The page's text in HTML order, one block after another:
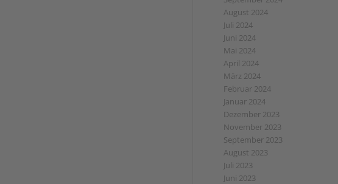
August 2024
Juli 2024
Juni 2024
Mai 2024
April 2024
März 2024
Februar 2024
Januar 2024
Dezember 2023
November 2023
September 2023
August 2023
Juli 2023
Juni 2023